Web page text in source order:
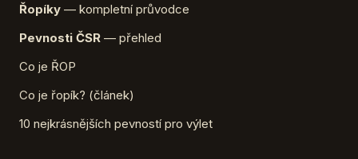
Řopíky — kompletní průvodce
Pevnosti ČSR — přehled
Co je ŘOP
Co je řopík? (článek)
10 nejkrásnějších pevností pro výlet